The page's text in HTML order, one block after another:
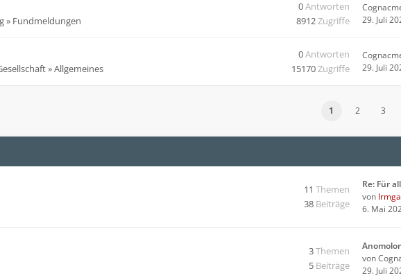
» Fundmeldungen
0Antworten
8912Zugriffe
29. Juli
»Allgemeines
0Antworten
15170Zugriffe
29. Juli
1 2 3
11 Themen
38 Beiträge
Re: Für
von
6. Mai
3Themen
5 Beiträge
von
29. Juli